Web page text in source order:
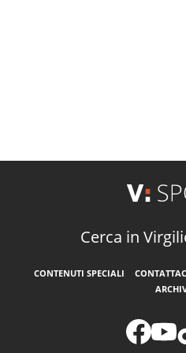
Cerca in
CONTENUTI SPECIALI